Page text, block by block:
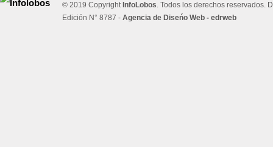
© 2019 Copyright InfoLobos. Todos los derechos reservados.
Edición N° 8787 - Agencia de Diseńo Web - edrweb